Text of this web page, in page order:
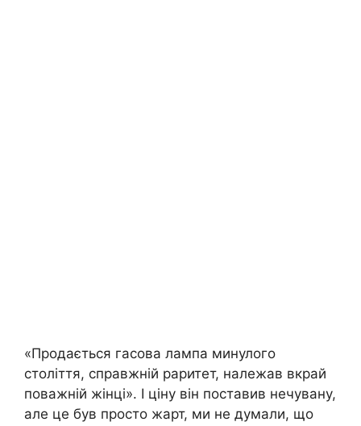
«Продається гасова лампа минулого
століття, справжній раритет, належав вкрай
поважній жінці». І ціну він поставив нечувану,
але це був просто жарт, ми не думали, що